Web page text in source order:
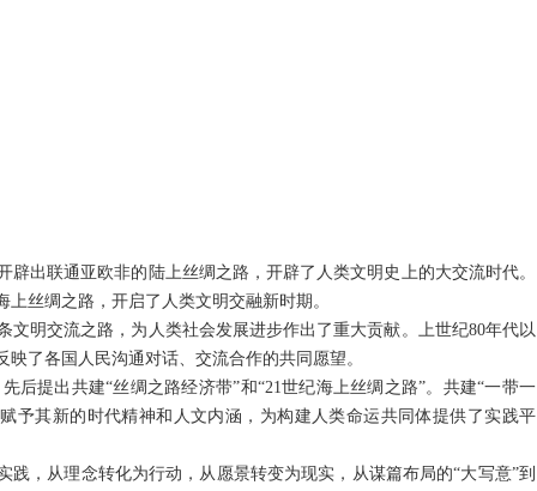
出联通亚欧非的陆上丝绸之路，开辟了人类文明史上的大交流时代。
丝绸之路，开启了人类文明交融新时期。
明交流之路，为人类社会发展进步作出了重大贡献。上世纪80年代以
了各国人民沟通对话、交流合作的共同愿望。
后提出共建“丝绸之路经济带”和“21世纪海上丝绸之路”。共建“一带一
予其新的时代精神和人文内涵，为构建人类命运共同体提供了实践平
，从理念转化为行动，从愿景转变为现实，从谋篇布局的“大写意”到